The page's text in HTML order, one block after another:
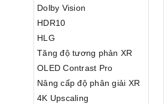
Dolby Vision
HDR10
HLG
Tăng độ tương phản XR
OLED Contrast Pro
Nâng cấp độ phân giải XR
4K Upscaling